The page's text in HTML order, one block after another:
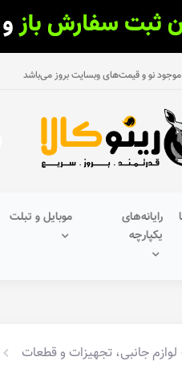
موجود نو و قیمت‌های وبسایت بروز می‌باشد
رایانه‌های
یکپارچه
موبایل و تبلت
لوازم جانبی، تجهیزات و قطعات